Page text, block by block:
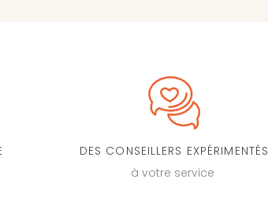
DES CONSEILLERS EXPÉRIMENTÉS
à votre service